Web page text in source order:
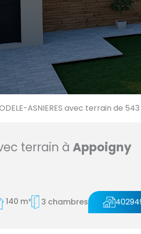
ASNIERES avec terrain de 543
terrain à Appoigny
140 m² 3 chambres